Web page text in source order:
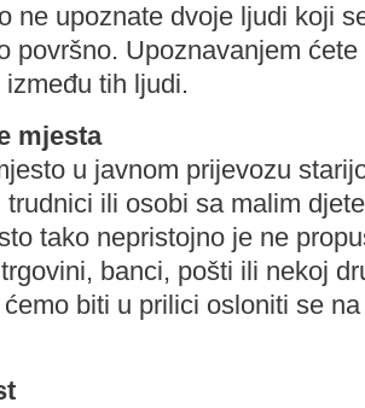
ne upoznate dvoje ljudi koji
površno. Upoznavanjem
tih ljudi.
mjesta
u javnom prijevozu
trudnici ili osobi sa malim
tako nepristojno je ne
banci, pošti ili nekoj
biti u prilici osloniti se